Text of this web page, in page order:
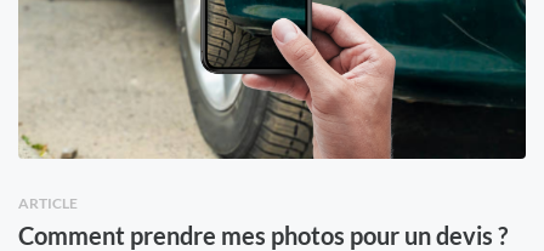
ARTICLE
Comment prendre mes photos pour un devis ?